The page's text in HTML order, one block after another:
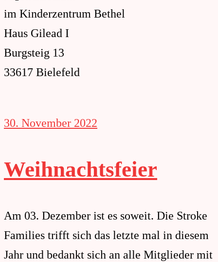
im Kinderzentrum Bethel
Haus Gilead I
Burgsteig 13
33617 Bielefeld
30. November 2022
Weihnachtsfeier
Am 03. Dezember ist es soweit. Die Stroke
Families trifft sich das letzte mal in diesem
Jahr und bedankt sich an alle Mitglieder mit